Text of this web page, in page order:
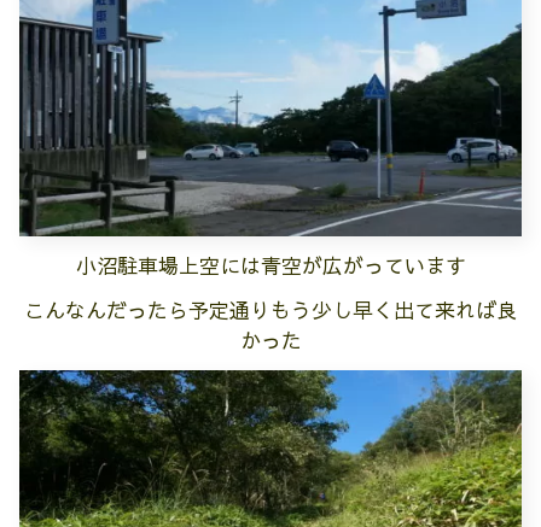
小沼駐車場上空には青空が広がっています
こんなんだったら予定通りもう少し早く出て来れば良
かった